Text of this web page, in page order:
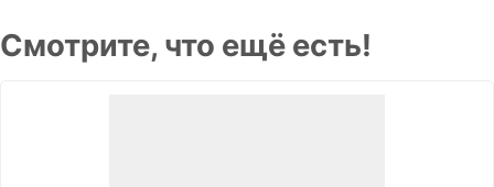
Смотрите, что ещё есть!